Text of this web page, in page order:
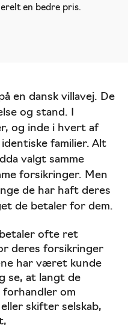
en bedre pris.
en dansk villavej. De
og stand. I
og inde i hvert af
familier. Alt
valgt samme
forsikringer. Men
de har haft deres
de betaler for dem.
ofte ret
deres forsikringer
har været kunde
se, at langt de
forhandler om
skifter selskab,